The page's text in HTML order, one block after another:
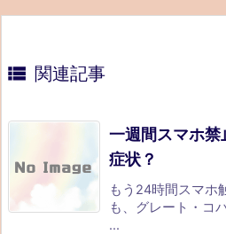
 関連記事
一週間スマホ
症状？
もう24時間スマホ
も、グレート・コ
...